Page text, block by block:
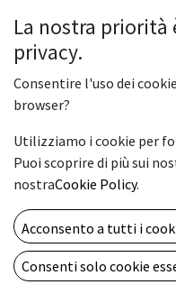
Smart TV 32inch - Camera
core - Battery:7800mAh -
Rooted Android
1,500.00
La nostra
privacy.
Consentire l'uso dei
browser?
Utilizziamo i cookie per
Puoi scoprire di più sui
nostraCookie Policy.
Acconsento a tutti i
Consenti solo cookie